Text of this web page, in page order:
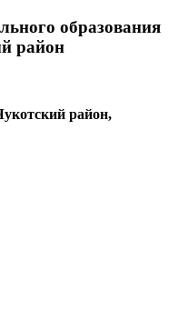
образования
район
район,